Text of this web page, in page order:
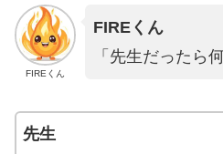
FIREくん
FIREくん
「先生だったら
先生